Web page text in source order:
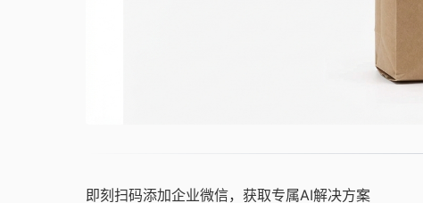
即刻扫码添加企业微信，获取专属AI解决方案